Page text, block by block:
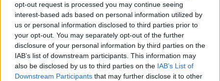
opt-out request is processed you may continue seeing
interest-based ads based on personal information utilized by
us or personal information disclosed to third parties prior to
your opt-out. You may separately opt-out of the further
disclosure of your personal information by third parties on the
IAB’s list of downstream participants. This information may
also be disclosed by us to third parties on the IAB’s List of
Downstream Participants that may further disclose it to other
- Advertisment -